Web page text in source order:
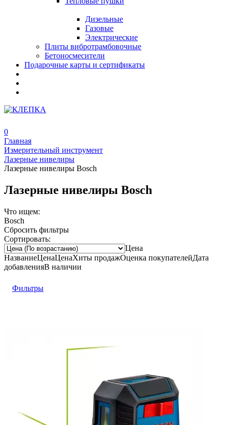
Дизельные
Газовые
Электрические
Плиты вибротрамбовочные
Бетоносмесители
Подарочные карты и сертификаты
0
Главная
Измерительный инструмент
Лазерные нивелиры
Лазерные нивелиры Bosch
Лазерные нивелиры Bosch
Что ищем:
Bosch
Сбросить фильтры
Сортировать:
Цена
НазваниеЦенаЦенаХиты продажОценка покупателейДата
добавленияВ наличии
Фильтры